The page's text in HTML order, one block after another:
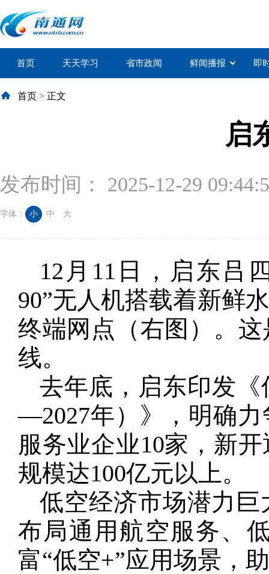
首页 天天学习 省市政闻 鲜闻播报 即
首页 > 正文
启
发布时间： 2025-12-29
字体： 小 中 大
12月11日，启东吕
90”无人机搭载着新鲜
终端网点（右图）。
线。
去年底，启东印发
—2027年）》，明确力
服务业企业10家，新
规模达100亿元以上。
低空经济市场潜力
布局通用航空服务、
富“低空+”应用场景，